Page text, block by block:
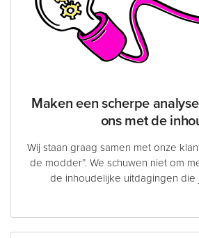
Maken een scherpe
ons met de
Wij staan graag samen met onze
de modder”. We schuwen niet om
de inhoudelijke uitdagingen